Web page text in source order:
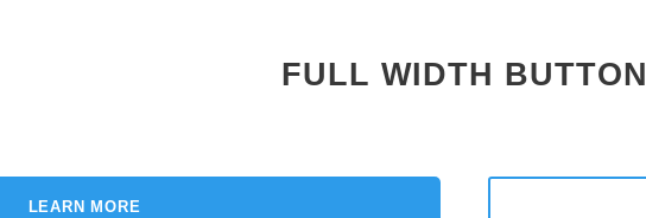
FULL WIDTH BUTTON
LEARN MORE